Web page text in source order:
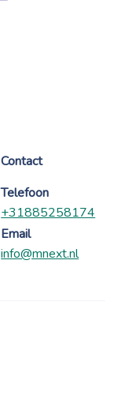
Contact
Telefoon
+31885258174
Email
info@mnext.nl